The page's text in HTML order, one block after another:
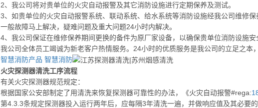
2、我公司将对贵单位的火灾自动报警及其它消防设施进行定期保养及测试。
3、如贵单位的火灾自动报警系统、联动系统、给水系统等消防设施经我公司维修
一般故障马上解决，疑难问题及重大问题24小时内解决。
4、我公司保证在维修保养期间更换的备件为原厂家设备，以确保贵单位消防设施安
我公司全体员工竭诚为新老客户热情服务。24小时的优质服务是我公司的立足之本
智慧消防产品 智慧消防
火灾探测器清洗工序流程
有关火灾探测器规范规定：
根据国家公安部制定了用清洗来恢复探测器可靠性的办法，《火灾自动报警#rega:
第4.3.3条规定探测器投入运行两年后，应每隔3年清洗一遍，并做响应值及其必要